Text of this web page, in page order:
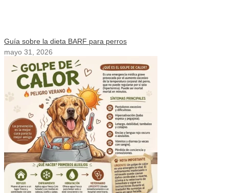
Guía sobre la dieta BARF para perros
mayo 31, 2026